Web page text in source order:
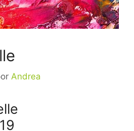
Andrea